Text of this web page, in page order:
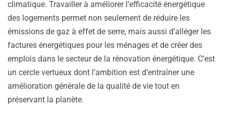
climatique. Travailler à améliorer l’efficacité énergétique
des logements permet non seulement de réduire les
émissions de gaz à effet de serre, mais aussi d’alléger les
factures énergétiques pour les ménages et de créer des
emplois dans le secteur de la rénovation énergétique. C’est
un cercle vertueux dont l’ambition est d’entraîner une
amélioration générale de la qualité de vie tout en
préservant la planète.